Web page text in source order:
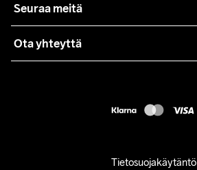
Lehdistö
Käyttöehdot
Asiakaspalvelu
Seuraa meitä
Ota yhteyttä
Tietosuojakäytäntö